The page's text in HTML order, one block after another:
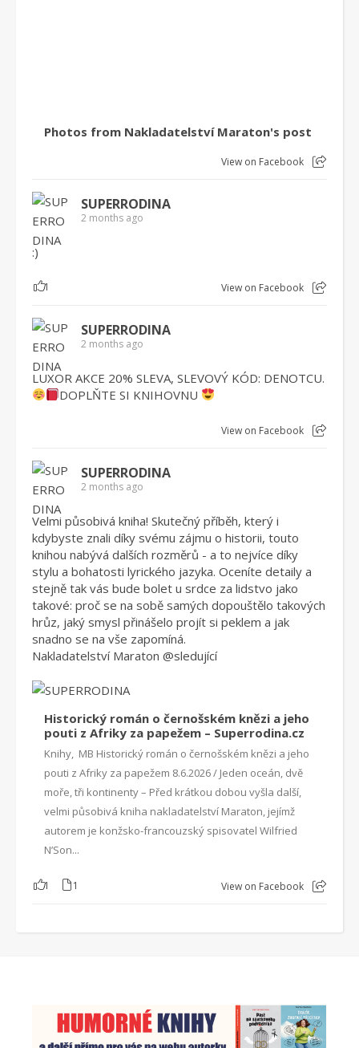
Photos from Nakladatelství Maraton's post
View on Facebook
SUPERRODINA
2 months ago
:)
1 View on Facebook
SUPERRODINA
2 months ago
LUXOR AKCE 20% SLEVA, SLEVOVÝ KÓD: DENOTCU.
DOPLŇTE SI KNIHOVNU
View on Facebook
SUPERRODINA
2 months ago
Velmi působivá kniha! Skutečný příběh, který i
kdybyste znali díky svému zájmu o historii, touto
knihou nabývá dalších rozměrů - a to nejvíce díky
stylu a bohatosti lyrického jazyka. Oceníte detaily a
stejně tak vás bude bolet u srdce za lidstvo jako
takové: proč se na sobě samých dopouštělo takových
hrůz, jaký smysl přinášelo projít si peklem a jak
snadno se na vše zapomíná.
Nakladatelství Maraton @sledující
Historický román o černošském knězi a jeho
pouti z Afriky za papežem – Superrodina.cz
Knihy, MB Historický román o černošském knězi a jeho
pouti z Afriky za papežem 8.6.2026 / Jeden oceán, dvě
moře, tři kontinenty – Před krátkou dobou vyšla další,
velmi působivá kniha nakladatelství Maraton, jejímž
autorem je konžsko-francouzský spisovatel Wilfried
N’Son...
1 1 View on Facebook